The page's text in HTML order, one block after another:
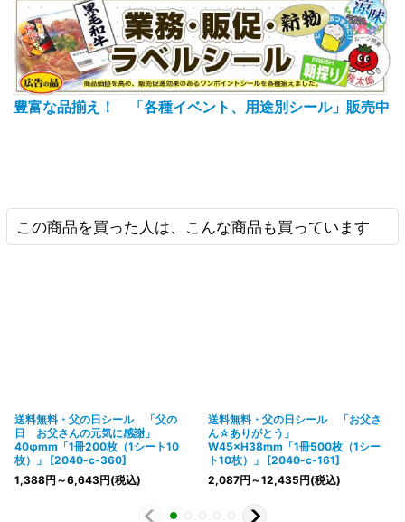
豊富な品揃え！ 「各種イベント、用途別シール」販売中
この商品を買った人は、こんな商品も買っています
送料無料・父の日シール 「父の
日 お父さんの元気に感謝」
40φmm「1冊200枚（1シート10
枚）」
[2040-c-360]
1,388円 ～6,643円(税込)
送料無料・父の日シール 「お父さ
ん☆ありがとう」
W45×H38mm「1冊500枚（1シー
ト10枚）」
[2040-c-161]
2,087円 ～12,435円(税込)